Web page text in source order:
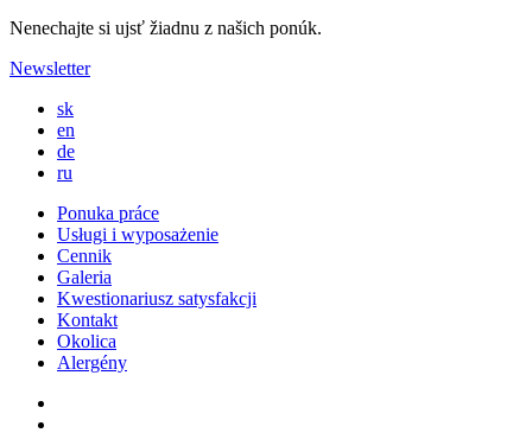
Nenechajte si ujsť žiadnu z našich ponúk.
Newsletter
sk
en
de
ru
Ponuka práce
Usługi i wyposażenie
Cennik
Galeria
Kwestionariusz satysfakcji
Kontakt
Okolica
Alergény